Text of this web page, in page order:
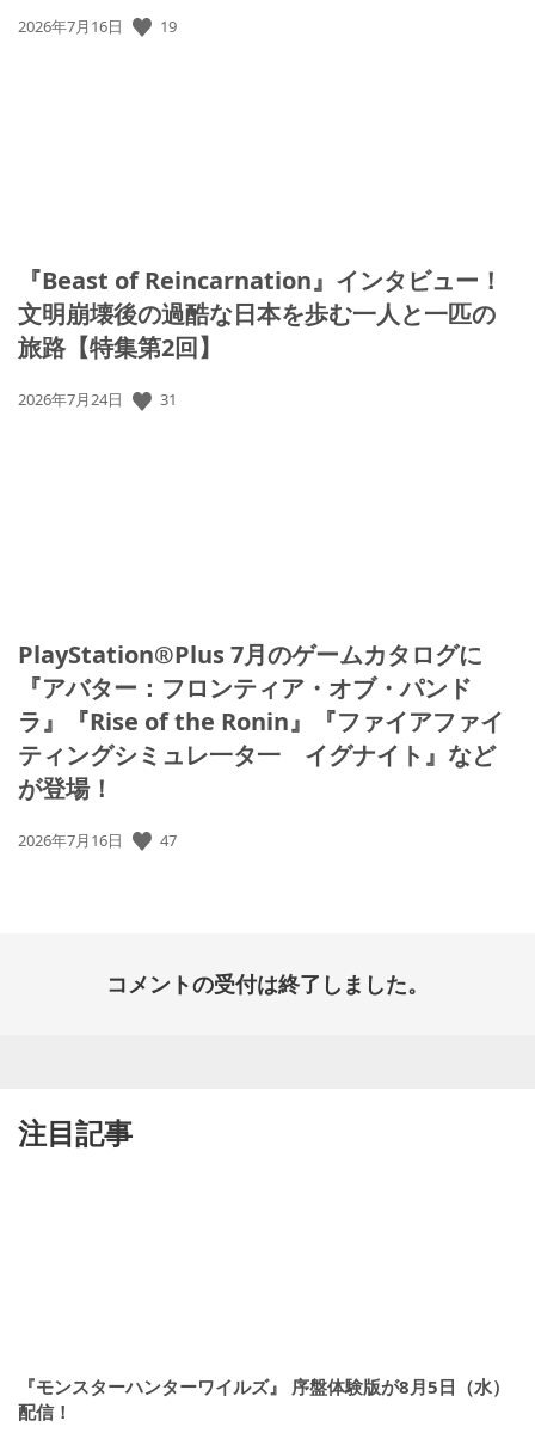
公
2026年7月16日 19
『Beast of Reincarnation』インタビュー！
文明崩壊後の過酷な日本を歩む一人と一匹の
旅路【特集第2回】
公
2026年7月24日 31
PlayStation®Plus 7月のゲームカタログに
『アバター：フロンティア・オブ・パンド
ラ』『Rise of the Ronin』『ファイアファイ
ティングシミュレ一タ一 イグナイト』など
が登場！
公
2026年7月16日 47
コメントの受付は終了しました。
注目記事
『モンスターハンターワイルズ』 序盤体験版が8月5日（水）
配信！